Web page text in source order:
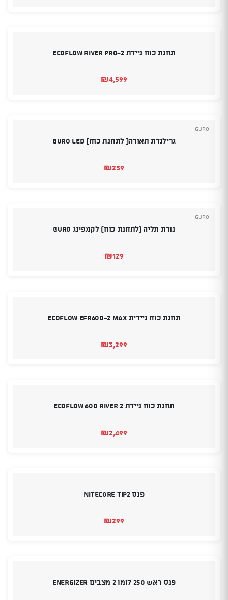
תחנת כוח ניידת ECOFLOW RIVER PRO-2
₪4,599
Guro
גרילנדת תאורה( לתחנת כוח) GURO LED
₪259
Guro
נורת תליה (לתחנת כוח) לקמפינג Guro
₪129
תחנת כוח ניידית ECOFLOW EFR600-2 MAX
₪3,299
תחנת כוח ניידת EcoFlow 600 RIVER 2
₪2,499
פנס Nitecore TIP2
₪299
פנס ראש 250 לומן 2 מצבים Energizer